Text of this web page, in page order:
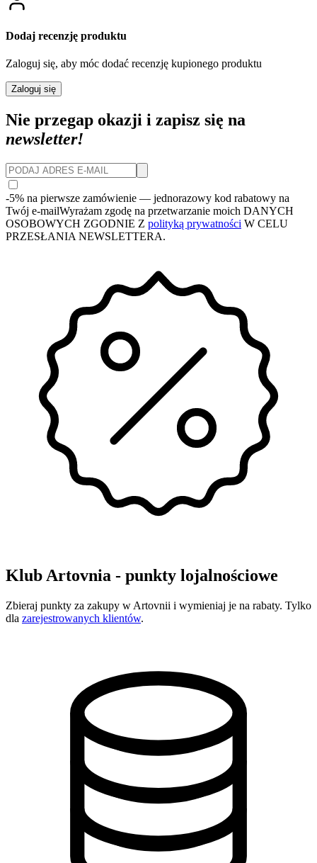
Dodaj recenzję produktu
Zaloguj się, aby móc dodać recenzję kupionego produktu
Zaloguj się
Nie przegap okazji i zapisz się na
newsletter!
-5% na pierwsze zamówienie — jednorazowy kod rabatowy na
Twój e-mailWyrażam zgodę na przetwarzanie moich DANYCH
OSOBOWYCH ZGODNIE Z polityką prywatności W CELU
PRZESŁANIA NEWSLETTERA.
Klub Artovnia - punkty lojalnościowe
Zbieraj punkty za zakupy w Artovnii i wymieniaj je na rabaty. Tylko
dla zarejestrowanych klientów.